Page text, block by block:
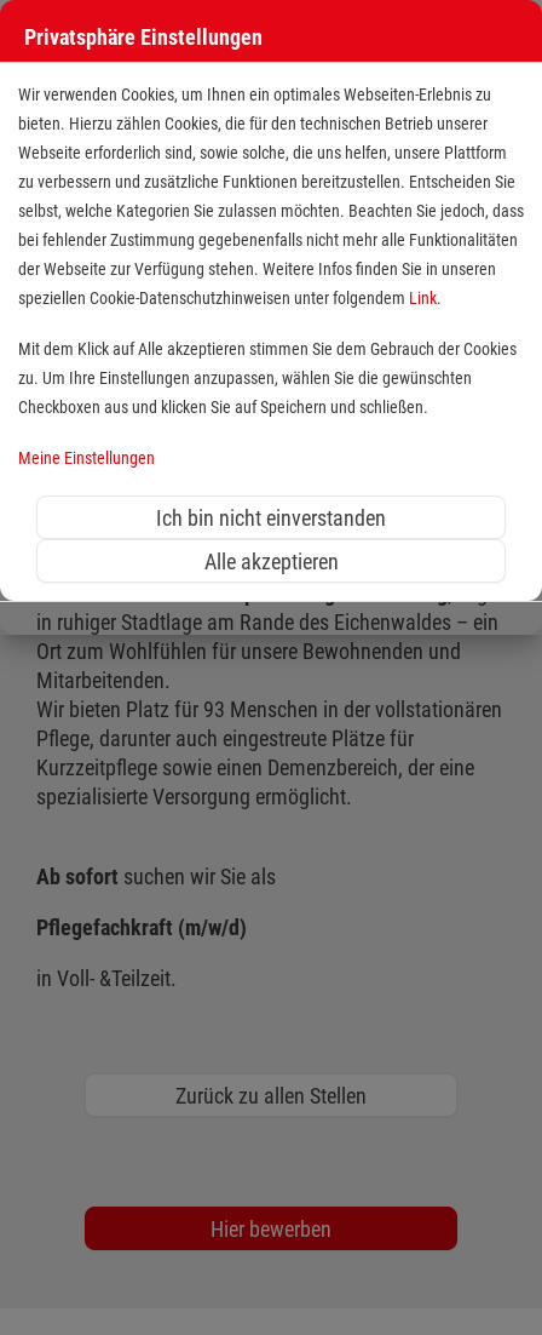
Pflegefachkraft (m/w/d) im
Marienhospital - 2.500€
Willkommensprämie
Ihr berufliches Zuhause wartet
schon auf Sie.
in ruhiger Stadtlage am Rande des Eichenwaldes – ein
Ort zum Wohlfühlen für unsere Bewohnenden und
Mitarbeitenden.
Wir bieten Platz für 93 Menschen in der vollstationären
Pflege, darunter auch eingestreute Plätze für
Kurzzeitpflege sowie einen Demenzbereich, der eine
spezialisierte Versorgung ermöglicht.
Ab sofort suchen wir Sie als
Pflegefachkraft (m/w/d)
in Voll- &Teilzeit.
Zurück zu allen Stellen
Hier bewerben
Privatsphäre Einstellungen
Wir verwenden Cookies, um Ihnen ein optimales Webseiten-Erlebnis zu
bieten. Hierzu zählen Cookies, die für den technischen Betrieb unserer
Webseite erforderlich sind, sowie solche, die uns helfen, unsere Plattform
zu verbessern und zusätzliche Funktionen bereitzustellen. Entscheiden Sie
selbst, welche Kategorien Sie zulassen möchten. Beachten Sie jedoch, dass
bei fehlender Zustimmung gegebenenfalls nicht mehr alle Funktionalitäten
der Webseite zur Verfügung stehen. Weitere Infos finden Sie in unseren
speziellen Cookie-Datenschutzhinweisen unter folgendem Link.
Mit dem Klick auf Alle akzeptieren stimmen Sie dem Gebrauch der Cookies
zu. Um Ihre Einstellungen anzupassen, wählen Sie die gewünschten
Checkboxen aus und klicken Sie auf Speichern und schließen.
Meine Einstellungen
Ich bin nicht einverstanden
Alle akzeptieren